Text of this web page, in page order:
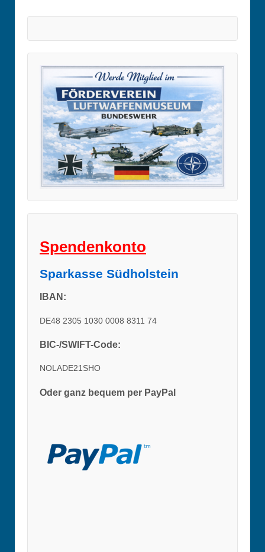
Spendenkonto
Sparkasse Südholstein
IBAN:
DE48 2305 1030 0008 8311 74
BIC-/SWIFT-Code:
NOLADE21SHO
Oder ganz bequem per PayPal